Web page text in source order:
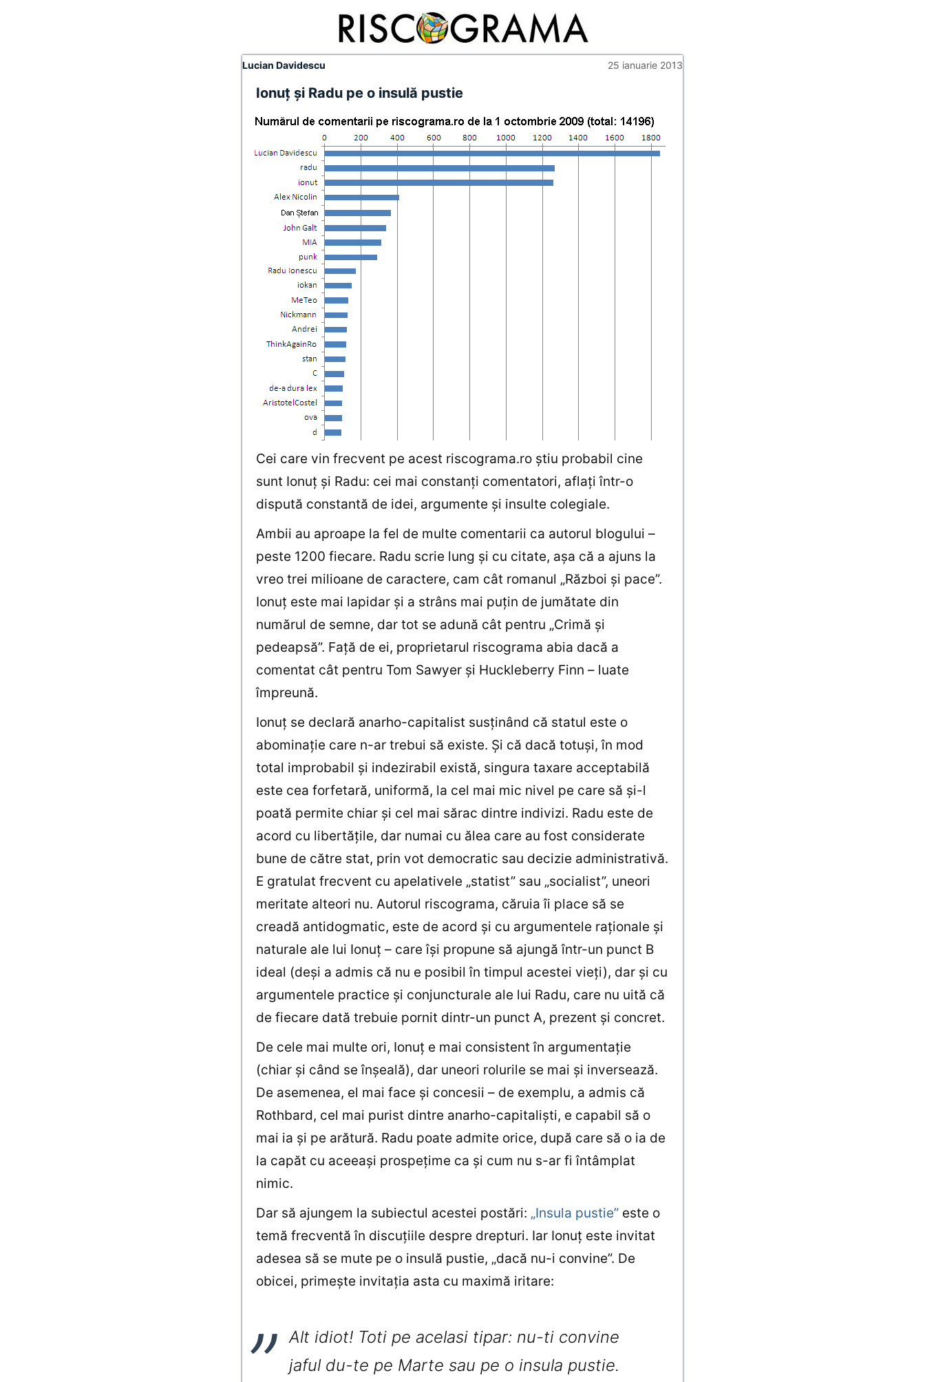
Lucian Davidescu 25 ianuarie 2013
Ionuţ şi Radu pe o insulă pustie
Cei care vin frecvent pe acest riscograma.ro ştiu probabil cine
sunt Ionuţ şi Radu: cei mai constanţi comentatori, aflaţi într-o
dispută constantă de idei, argumente şi insulte colegiale.
Ambii au aproape la fel de multe comentarii ca autorul blogului –
peste 1200 fiecare. Radu scrie lung şi cu citate, aşa că a ajuns la
vreo trei milioane de caractere, cam cât romanul „Război şi pace”.
Ionuţ este mai lapidar şi a strâns mai puţin de jumătate din
numărul de semne, dar tot se adună cât pentru „Crimă şi
pedeapsă”. Faţă de ei, proprietarul riscograma abia dacă a
comentat cât pentru Tom Sawyer şi Huckleberry Finn – luate
împreună.
Ionuţ se declară anarho-capitalist susţinând că statul este o
abominaţie care n-ar trebui să existe. Și că dacă totuşi, în mod
total improbabil şi indezirabil există, singura taxare acceptabilă
este cea forfetară, uniformă, la cel mai mic nivel pe care să şi-l
poată permite chiar şi cel mai sărac dintre indivizi. Radu este de
acord cu libertăţile, dar numai cu ălea care au fost considerate
bune de către stat, prin vot democratic sau decizie administrativă.
E gratulat frecvent cu apelativele „statist” sau „socialist”, uneori
meritate alteori nu. Autorul riscograma, căruia îi place să se
creadă antidogmatic, este de acord şi cu argumentele raţionale şi
naturale ale lui Ionuţ – care îşi propune să ajungă într-un punct B
ideal (deşi a admis că nu e posibil în timpul acestei vieţi), dar şi cu
argumentele practice şi conjuncturale ale lui Radu, care nu uită că
de fiecare dată trebuie pornit dintr-un punct A, prezent şi concret.
De cele mai multe ori, Ionuţ e mai consistent în argumentaţie
(chiar şi când se înşeală), dar uneori rolurile se mai şi inversează.
De asemenea, el mai face şi concesii – de exemplu, a admis că
Rothbard, cel mai purist dintre anarho-capitalişti, e capabil să o
mai ia şi pe arătură. Radu poate admite orice, după care să o ia de
la capăt cu aceeaşi prospeţime ca şi cum nu s-ar fi întâmplat
nimic.
Dar să ajungem la subiectul acestei postări: „Insula pustie” este o
temă frecventă în discuţiile despre drepturi. Iar Ionuţ este invitat
adesea să se mute pe o insulă pustie, „dacă nu-i convine”. De
obicei, primeşte invitaţia asta cu maximă iritare:
Alt idiot! Toti pe acelasi tipar: nu-ti convine
jaful du-te pe Marte sau pe o insula pustie.